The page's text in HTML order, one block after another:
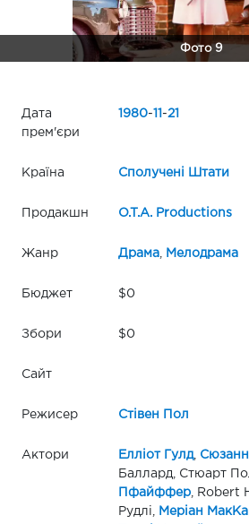
Фото 9
Дата
прем'єри
1980-11 -21
Країна Сполучені Штати
Продакшн O.T.A. Productions
Жанр Драма, Мелодрама
Бюджет $0
Збори $0
Сайт
Режисер Стівен Пол
Актори Елліот Гулд,
Баллард, Стюарт
Пфайффер, Robert
Рудлі,
Меріан